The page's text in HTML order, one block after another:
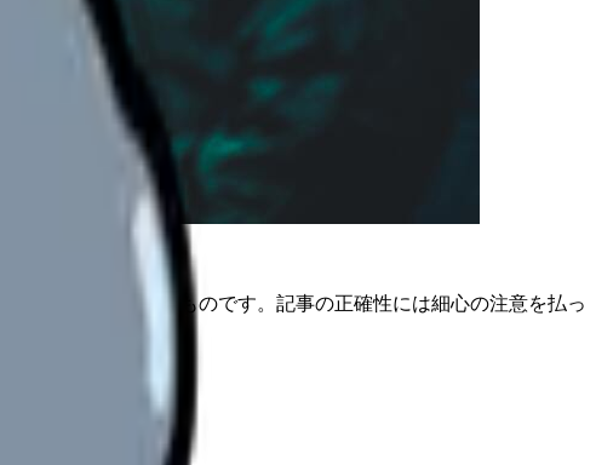
報は公開日時点のものです。記事の正確性には細心の注意を払っ